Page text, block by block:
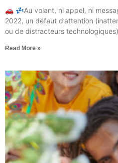
🚗 💤Au volant, ni appel, ni
2022, un défaut d’attention
ou de distracteurs
Read More »